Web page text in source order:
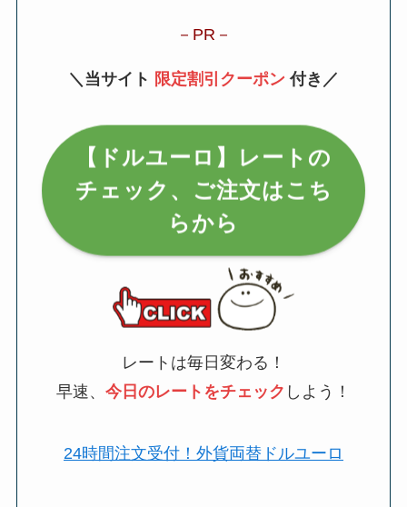
PR
＼当サイト 限定割引クーポン 付き／
【ドルユーロ】レートの
チェック、ご注文はこち
らから
レートは毎日変わる！
早速、 今日のレートをチェック しよう！
24時間注文受付！外貨両替ドルユーロ